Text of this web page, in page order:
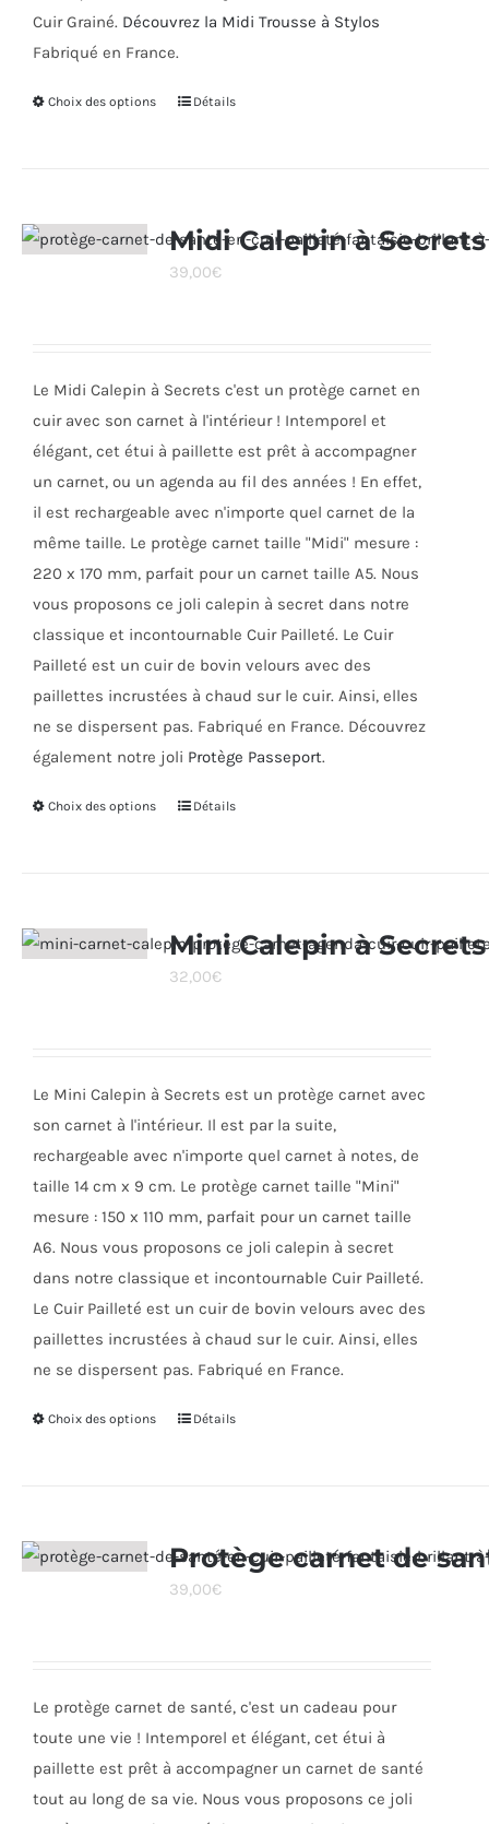
Cuir Grainé. Découvrez la Midi Trousse à Stylos
Fabriqué en France.
Choix des options
Ce
variations.
Les
sur
page
produit
Détails
Midi Calepin à Secrets
39,00€
Le Midi Calepin à Secrets c'est un protège carnet en
cuir avec son carnet à l'intérieur ! Intemporel et
élégant, cet étui à paillette est prêt à accompagner
un carnet, ou un agenda au fil des années ! En effet,
il est rechargeable avec n'importe quel carnet de la
même taille. Le protège carnet taille "Midi" mesure :
220 x 170 mm, parfait pour un carnet taille A5. Nous
vous proposons ce joli calepin à secret dans notre
classique et incontournable Cuir Pailleté. Le Cuir
Pailleté est un cuir de bovin velours avec des
paillettes incrustées à chaud sur le cuir. Ainsi, elles
ne se dispersent pas. Fabriqué en France. Découvrez
également notre joli Protège Passeport.
Choix des options
Ce
variations.
Les
la
Détails
Mini Calepin à Secrets
32,00€
Le Mini Calepin à Secrets est un protège carnet avec
son carnet à l'intérieur. Il est par la suite,
rechargeable avec n'importe quel carnet à notes, de
taille 14 cm x 9 cm. Le protège carnet taille "Mini"
mesure : 150 x 110 mm, parfait pour un carnet taille
A6. Nous vous proposons ce joli calepin à secret
dans notre classique et incontournable Cuir Pailleté.
Le Cuir Pailleté est un cuir de bovin velours avec des
paillettes incrustées à chaud sur le cuir. Ainsi, elles
ne se dispersent pas. Fabriqué en France.
Choix des options
Ce
variations.
Les
choisies
page
Détails
Protège carnet de
39,00€
Le protège carnet de santé, c'est un cadeau pour
toute une vie ! Intemporel et élégant, cet étui à
paillette est prêt à accompagner un carnet de santé
tout au long de sa vie. Nous vous proposons ce joli